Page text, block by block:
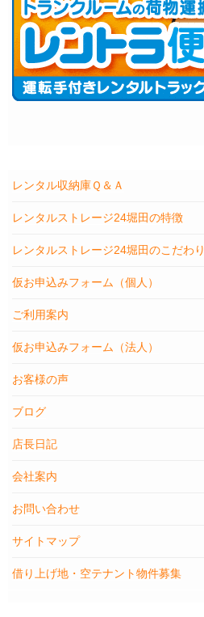
レンタル収納庫Ｑ＆Ａ
レンタルストレージ24堀田の特徴
レンタルストレージ24堀田のこだわり
仮お申込みフォーム（個人）
ご利用案内
仮お申込みフォーム（法人）
お客様の声
ブログ
店長日記
会社案内
お問い合わせ
サイトマップ
借り上げ地・空テナント物件募集